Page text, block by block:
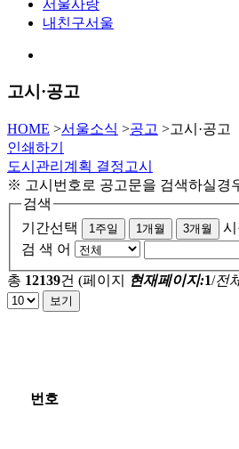
서울사랑
내친구서울
고시·공고
HOME >서울소식 >공고 >고시·공고
인쇄하기
도시관리계획 결정고시
※ 고시번호로 공고문을 검색하실경
검색
기간선택
1주일 1개월 3개월
검 색 어
총 12139건 (페이지 현재페이지:1/전
보기
번호